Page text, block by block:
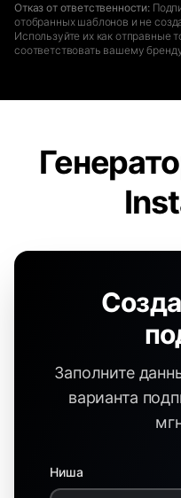
Отказ от ответственности:
отобранных шаблонов и не
Используйте их как отправные
соответствовать вашему
Заполните
варианта
Ниша